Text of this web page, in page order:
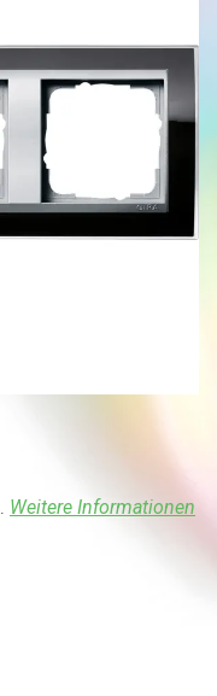
Weitere Informationen